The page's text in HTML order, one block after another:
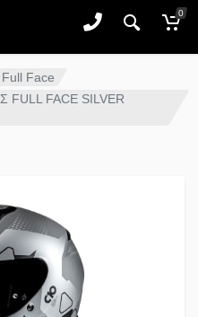
0
Full Face
FULL FACE SILVER